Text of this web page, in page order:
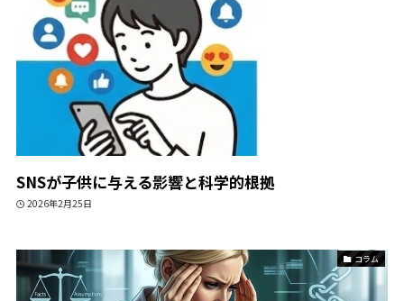
SNSが子供に与える影響と科学的根拠
2026年2月25日
コラム